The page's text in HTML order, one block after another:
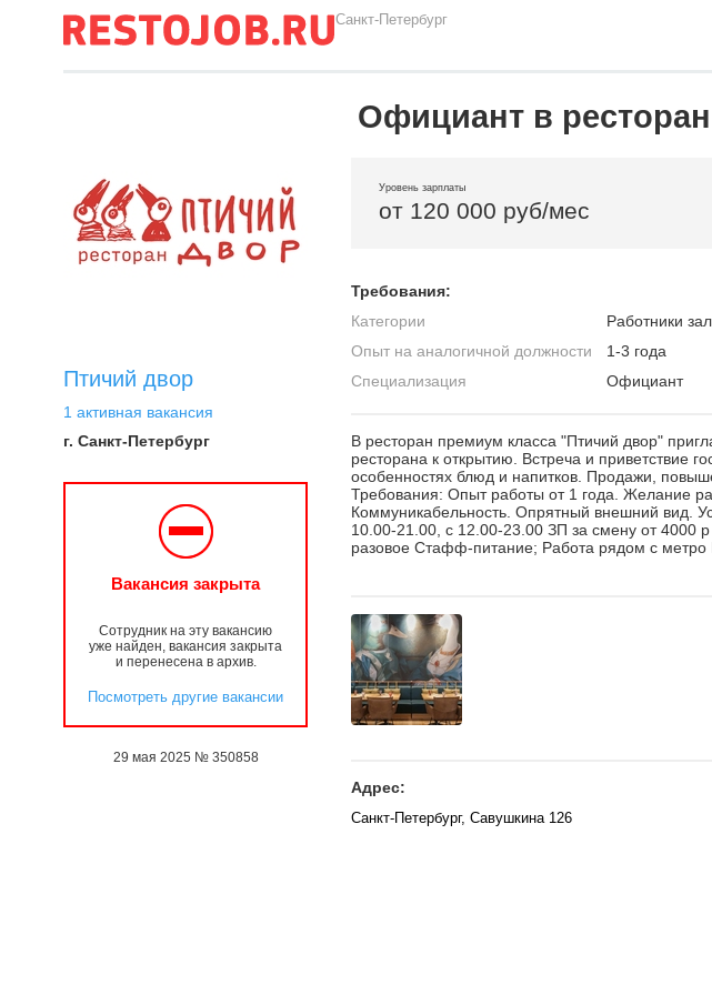
Санкт-Петербург
Птичий двор
1 активная вакансия
г. Санкт-Петербург
Вакансия закрыта
Сотрудник на эту вакансию
уже найден, вакансия закрыта
и перенесена в архив.
Посмотреть другие вакансии
29 мая 2025 № 350858
Официант в
Уровень зарплаты
от 120 000 руб/мес
Требования:
Категории
Работники
Опыт на аналогичной должности
1-3 года
Специализация
Официант
В ресторан премиум класса "Птичий двор"
ресторана к открытию. Встреча и приветствие
особенностях блюд и напитков. Продажи,
Требования: Опыт работы от 1 года. Желание
Коммуникабельность. Опрятный внешний вид.
10.00-21.00, с 12.00-23.00 ЗП за смену от 4000
разовое Стафф-питание; Работа рядом с метро
Адрес:
Санкт-Петербург, Савушкина 126